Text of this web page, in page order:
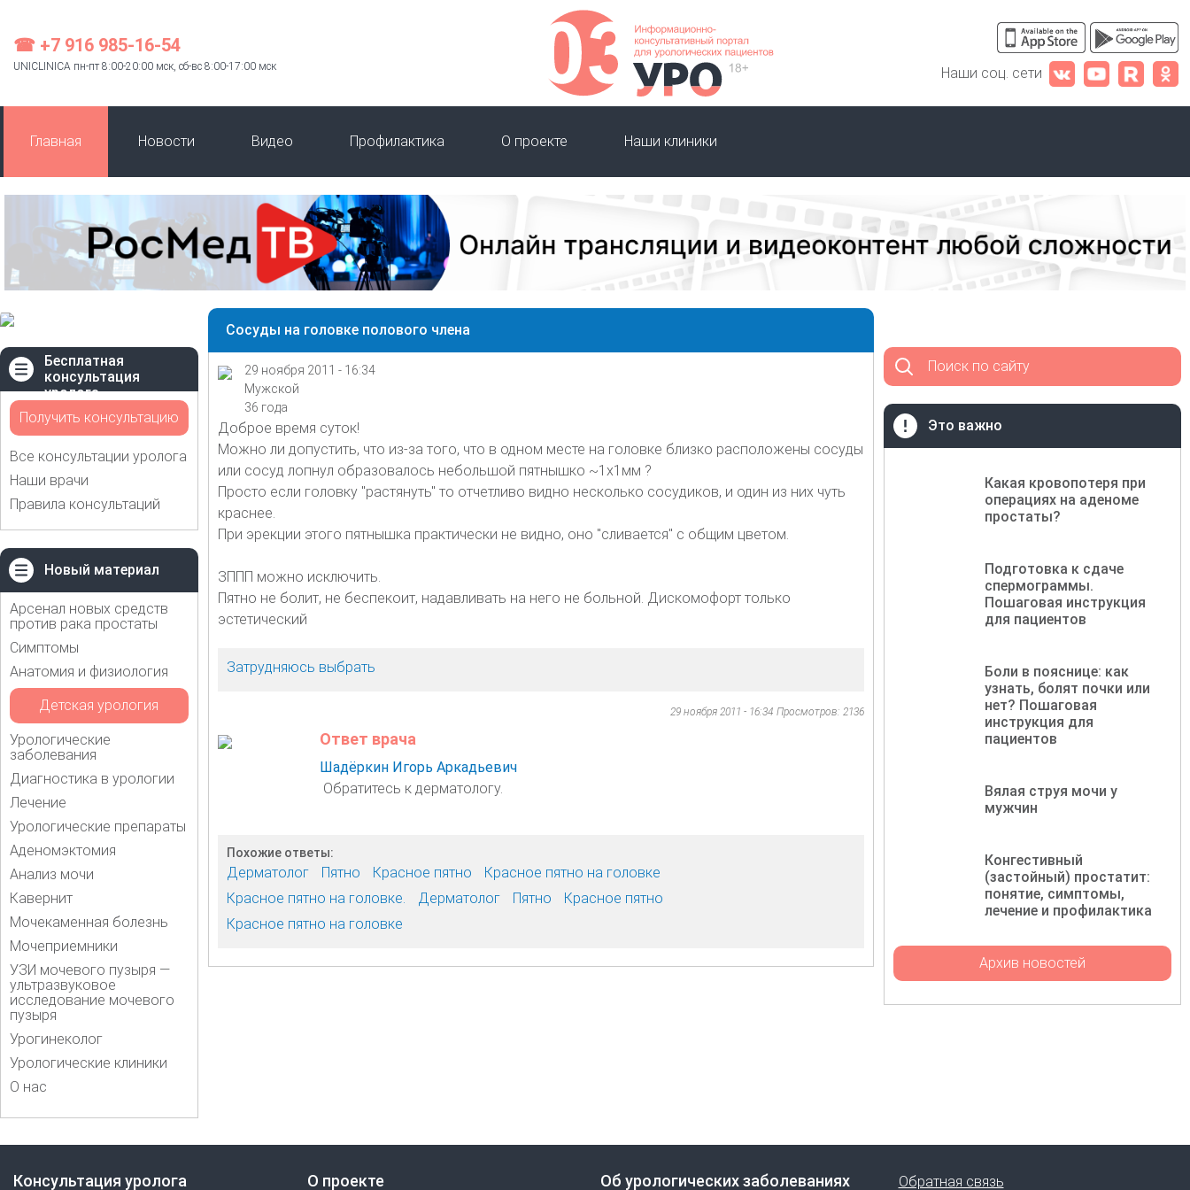
☎ +7 916 985-16-54
UNICLINICA пн-пт 8:00-20:00 мск, сб-вс 8:00-17:00 мск Наши соц. сети
Главная Новости Видео Профилактика О проекте Наши клиники
Бесплатная
консультация
уролога
Получить консультацию
Все консультации уролога
Наши врачи
Правила консультаций
Новый материал
Арсенал новых средств
против рака простаты
Симптомы
Анатомия и физиология
Детская урология
Урологические
заболевания
Диагностика в урологии
Лечение
Урологические препараты
Аденомэктомия
Анализ мочи
Кавернит
Мочекаменная болезнь
Мочеприемники
УЗИ мочевого пузыря —
ультразвуковое
исследование мочевого
пузыря
Урогинеколог
Урологические клиники
О нас
Сосуды на головке полового члена
29 ноября 2011 - 16:34
Мужской
36 года
Доброе время суток!
Можно ли допустить, что из-за того, что в одном месте на головке близко расположены сосуды
или сосуд лопнул образовалось небольшой пятнышко ~1x1мм ?
Просто если головку "растянуть" то отчетливо видно несколько сосудиков, и один из них чуть
краснее.
При эрекции этого пятнышка практически не видно, оно "сливается" с общим цветом.
ЗППП можно исключить.
Пятно не болит, не беспекоит, надавливать на него не больной. Дискомофорт только
эстетический
Затрудняюсь выбрать
29 ноября 2011 - 16:34 Просмотров: 2136
Ответ врача
Шадёркин Игорь Аркадьевич
Обратитесь к дерматологу.
Похожие ответы:
Дерматолог Пятно Красное пятно
Красное пятно на головке
Красное пятно на головке.
Дерматолог Пятно
Красное пятно
Красное пятно на головке
Поиск по сайту
Это важно
Какая кровопотеря при
операциях на аденоме
простаты?
Подготовка к сдаче
спермограммы.
Пошаговая инструкция
для пациентов
Боли в пояснице: как
узнать, болят почки или
нет? Пошаговая
инструкция для
пациентов
Вялая струя мочи у
мужчин
Конгестивный
(застойный) простатит:
понятие, симптомы,
лечение и профилактика
Архив новостей
Консультация уролога О проекте Об урологических заболеваниях Обратная связь